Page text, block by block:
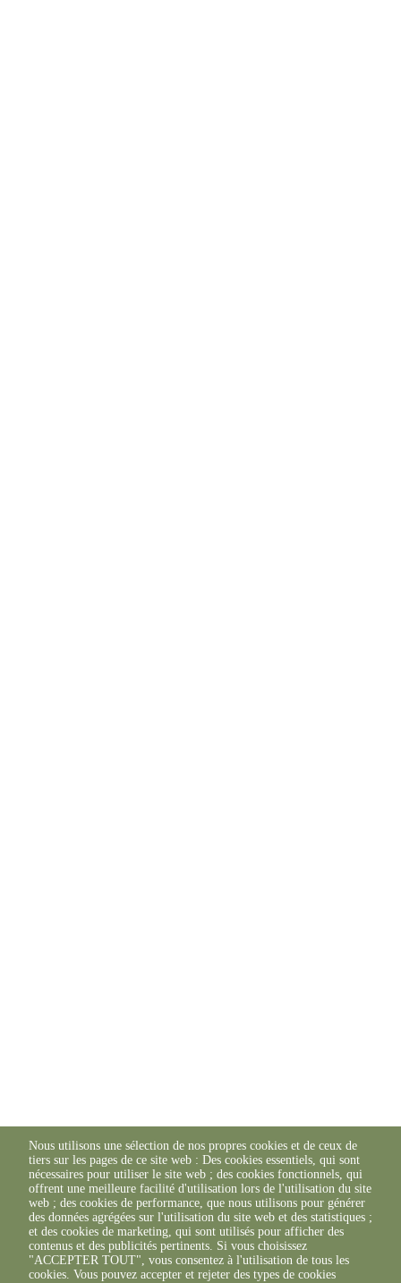
Nous utilisons une sélection de nos propres cookies et de ceux de
tiers sur les pages de ce site web : Des cookies essentiels, qui sont
nécessaires pour utiliser le site web ; des cookies fonctionnels, qui
offrent une meilleure facilité d'utilisation lors de l'utilisation du site
web ; des cookies de performance, que nous utilisons pour générer
des données agrégées sur l'utilisation du site web et des statistiques ;
et des cookies de marketing, qui sont utilisés pour afficher des
contenus et des publicités pertinents. Si vous choisissez
"ACCEPTER TOUT", vous consentez à l'utilisation de tous les
cookies. Vous pouvez accepter et rejeter des types de cookies